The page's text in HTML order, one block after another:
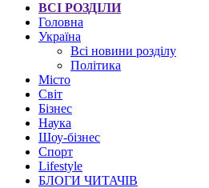
ВСІ РОЗДІЛИ
Головна
Україна
Всі новини розділу
Політика
Місто
Світ
Бізнес
Наука
Шоу-бізнес
Спорт
Lifestyle
БЛОГИ ЧИТАЧІВ